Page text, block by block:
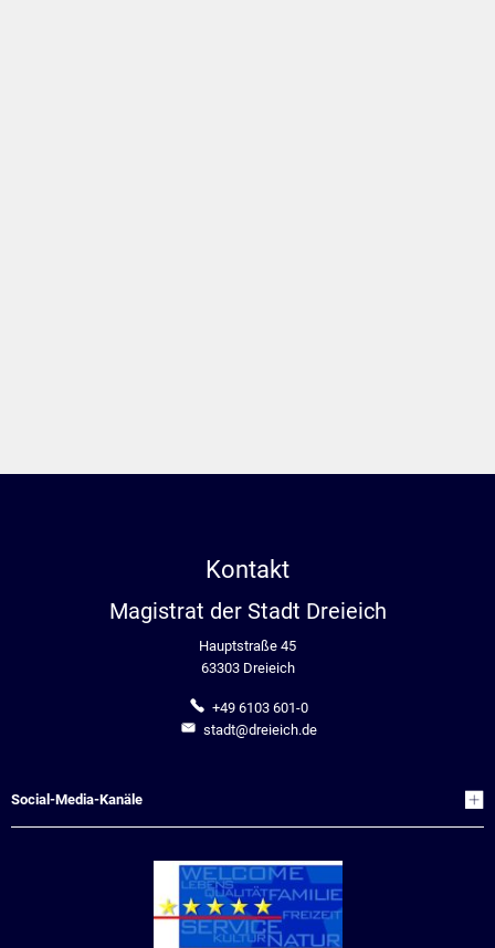
Kontakt
Magistrat der Stadt Dreieich
Hauptstraße 45
63303 Dreieich
+49 6103 601-0
stadt@dreieich.de
Social-Media-Kanäle